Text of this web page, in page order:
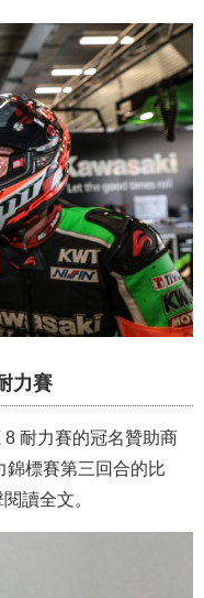
力賽
耐力賽的冠名贊助商
標賽第三回合的比
讀全文。